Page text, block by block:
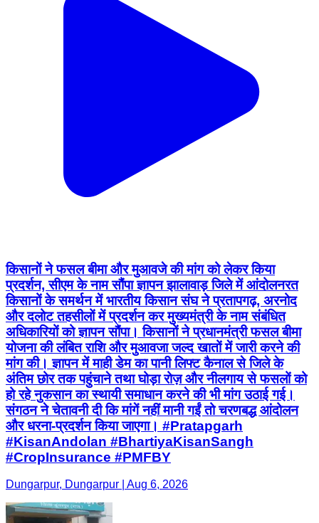
किसानों ने फसल बीमा और मुआवजे की मांग को लेकर किया
प्रदर्शन, सीएम के नाम सौंपा ज्ञापन झालावाड़ जिले में आंदोलनरत
किसानों के समर्थन में भारतीय किसान संघ ने प्रतापगढ़, अरनोद
और दलोट तहसीलों में प्रदर्शन कर मुख्यमंत्री के नाम संबंधित
अधिकारियों को ज्ञापन सौंपा। किसानों ने प्रधानमंत्री फसल बीमा
योजना की लंबित राशि और मुआवजा जल्द खातों में जारी करने की
मांग की। ज्ञापन में माही डेम का पानी लिफ्ट कैनाल से जिले के
अंतिम छोर तक पहुंचाने तथा घोड़ा रोज़ और नीलगाय से फसलों को
हो रहे नुकसान का स्थायी समाधान करने की भी मांग उठाई गई।
संगठन ने चेतावनी दी कि मांगें नहीं मानी गईं तो चरणबद्ध आंदोलन
और धरना-प्रदर्शन किया जाएगा। #Pratapgarh
#KisanAndolan #BhartiyaKisanSangh
#CropInsurance #PMFBY
Dungarpur, Dungarpur | Aug 6, 2026